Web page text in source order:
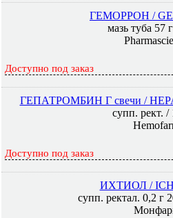
ГЕМОРРОН /
мазь туба 57
Доступно под заказ
ГЕПАТРОМБИН Г свечи /
супп. рект. /
Доступно под заказ
ИХТИОЛ /
супп. ректал. 0,2 г